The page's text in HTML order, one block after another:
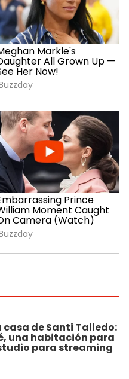
casa de Santi Talledo:
una habitación para
para streaming